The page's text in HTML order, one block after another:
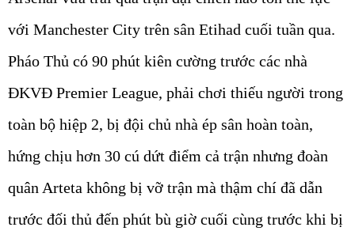
với Manchester City trên sân Etihad cuối tuần qua.
Pháo Thủ có 90 phút kiên cường trước các nhà
ĐKVĐ Premier League, phải chơi thiếu người trong
toàn bộ hiệp 2, bị đội chủ nhà ép sân hoàn toàn,
hứng chịu hơn 30 cú dứt điểm cả trận nhưng đoàn
quân Arteta không bị vỡ trận mà thậm chí đã dẫn
trước đối thủ đến phút bù giờ cuối cùng trước khi bị